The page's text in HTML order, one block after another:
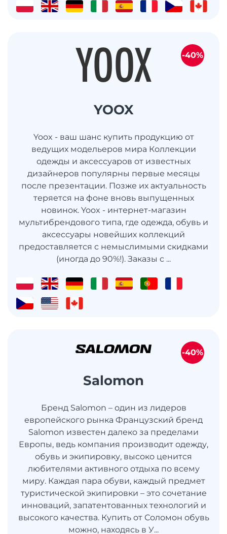
YOOX
Yoox - ваш шанс купить продукцию от
ведущих модельеров мира Коллекции
одежды и аксессуаров от известных
дизайнеров популярны первые месяцы
после презентации. Позже их актуальность
теряется на фоне вновь выпущенных
новинок. Yoox - интернет-магазин
мультибрендового типа, где одежда, обувь и
аксессуары новейших коллекций
предоставляется с немыслимыми скидками
(иногда до 90%!). Заказы с ...
-40%
Salomon
Бренд Salomon – один из лидеров
европейского рынка Французский бренд
Salomon известен далеко за пределами
Европы, ведь компания производит одежду,
обувь и экипировку, высоко ценится
любителями активного отдыха по всему
миру. Каждая пара обуви, каждый предмет
туристической экипировки – это сочетание
инноваций, запатентованных технологий и
высокого качества. Купить от Соломон обувь
можно, находясь в У...
-40%